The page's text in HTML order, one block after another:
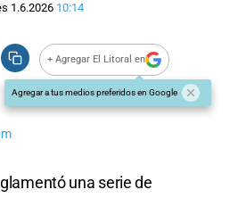
1.6.2026 10:14
+ Agregar El Litoral en
Agregar a tus medios preferidos en Google
una serie de